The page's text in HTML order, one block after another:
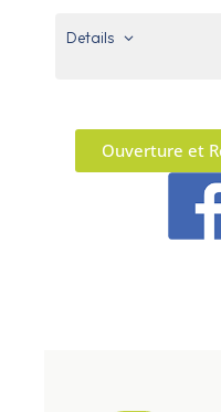
Details
Ouverture et